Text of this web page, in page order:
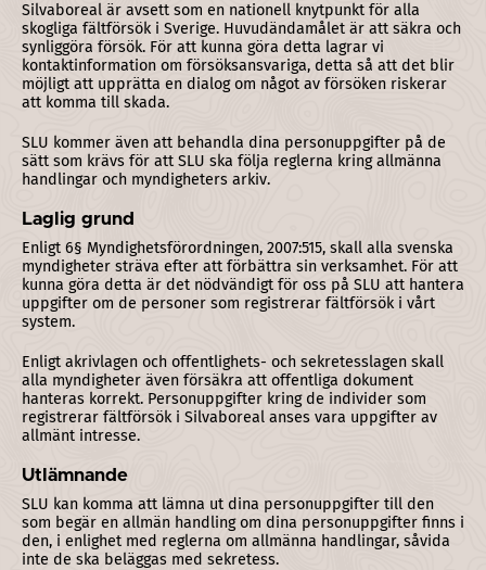
Silvaboreal är avsett som en nationell knytpunkt för alla
skogliga fältförsök i Sverige. Huvudändamålet är att säkra och
synliggöra försök. För att kunna göra detta lagrar vi
kontaktinformation om försöksansvariga, detta så att det blir
möjligt att upprätta en dialog om något av försöken riskerar
att komma till skada.
SLU kommer även att behandla dina personuppgifter på de
sätt som krävs för att SLU ska följa reglerna kring allmänna
handlingar och myndigheters arkiv.
Laglig grund
Enligt 6§ Myndighetsförordningen, 2007:515, skall alla svenska
myndigheter sträva efter att förbättra sin verksamhet. För att
kunna göra detta är det nödvändigt för oss på SLU att hantera
uppgifter om de personer som registrerar fältförsök i vårt
system.
Enligt akrivlagen och offentlighets- och sekretesslagen skall
alla myndigheter även försäkra att offentliga dokument
hanteras korrekt. Personuppgifter kring de individer som
registrerar fältförsök i Silvaboreal anses vara uppgifter av
allmänt intresse.
Utlämnande
SLU kan komma att lämna ut dina personuppgifter till den
som begär en allmän handling om dina personuppgifter finns i
den, i enlighet med reglerna om allmänna handlingar, såvida
inte de ska beläggas med sekretess.